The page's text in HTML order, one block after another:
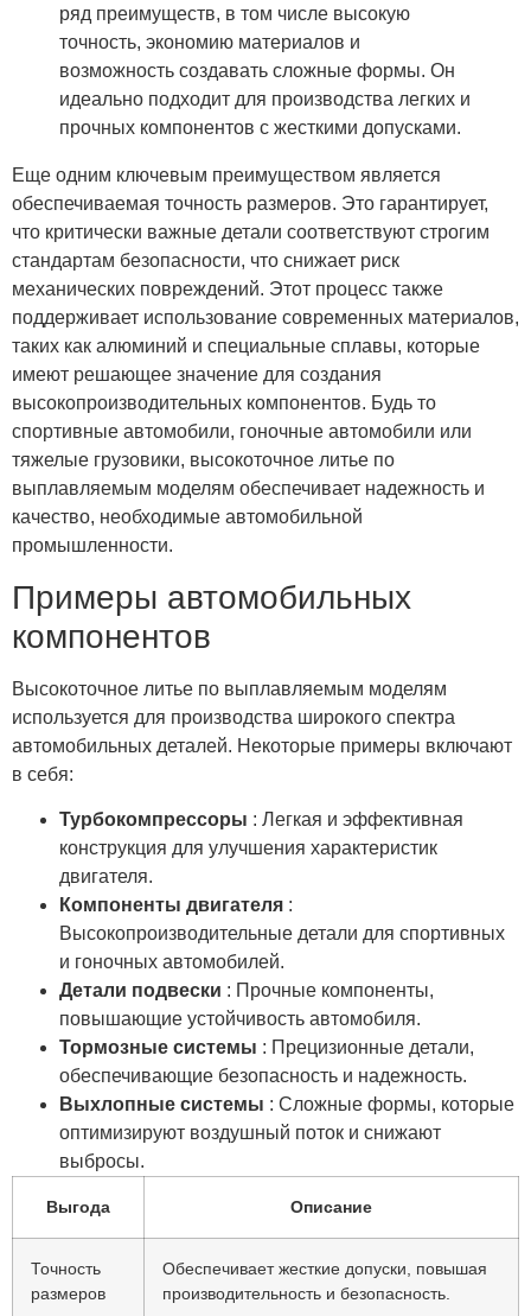
ряд преимуществ, в том числе высокую
точность, экономию материалов и
возможность создавать сложные формы. Он
идеально подходит для производства легких и
прочных компонентов с жесткими допусками.
Еще одним ключевым преимуществом является
обеспечиваемая точность размеров. Это гарантирует,
что критически важные детали соответствуют строгим
стандартам безопасности, что снижает риск
механических повреждений. Этот процесс также
поддерживает использование современных материалов,
таких как алюминий и специальные сплавы, которые
имеют решающее значение для создания
высокопроизводительных компонентов. Будь то
спортивные автомобили, гоночные автомобили или
тяжелые грузовики, высокоточное литье по
выплавляемым моделям обеспечивает надежность и
качество, необходимые автомобильной
промышленности.
Примеры автомобильных
компонентов
Высокоточное литье по выплавляемым моделям
используется для производства широкого спектра
автомобильных деталей. Некоторые примеры включают
в себя:
Турбокомпрессоры : Легкая и эффективная
конструкция для улучшения характеристик
двигателя.
Компоненты двигателя :
Высокопроизводительные детали для спортивных
и гоночных автомобилей.
Детали подвески : Прочные компоненты,
повышающие устойчивость автомобиля.
Тормозные системы : Прецизионные детали,
обеспечивающие безопасность и надежность.
Выхлопные системы : Сложные формы, которые
оптимизируют воздушный поток и снижают
выбросы.
Выгода Описание
Точность
размеров
Обеспечивает жесткие допуски, повышая
производительность и безопасность.